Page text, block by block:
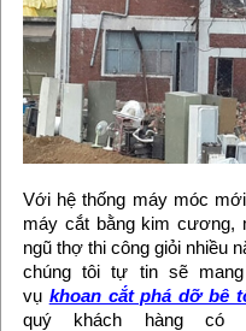
Với hệ thống máy móc
máy cắt bằng kim cương,
ngũ thợ thi công giỏi nhiều
chúng tôi tự tin sẽ
vụ khoan cắt phá dỡ bê
quý khách hàng